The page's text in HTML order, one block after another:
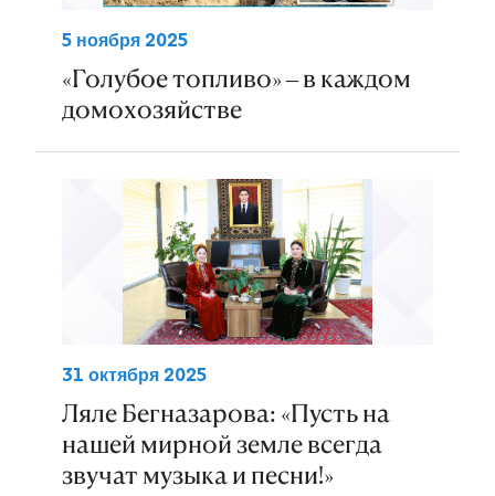
5 ноября 2025
«Голубое топливо» – в каждом
домохозяйстве
31 октября 2025
Ляле Бегназарова: «Пусть на
нашей мирной земле всегда
звучат музыка и песни!»